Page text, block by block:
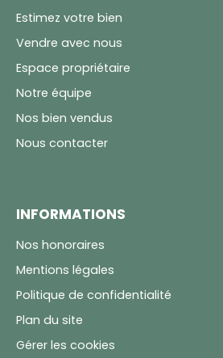
Estimez votre bien
Vendre avec nous
Espace propriétaire
Notre équipe
Nos bien vendus
Nous contacter
INFORMATIONS
Nos honoraires
Mentions légales
Politique de confidentialité
Plan du site
Gérer les cookies